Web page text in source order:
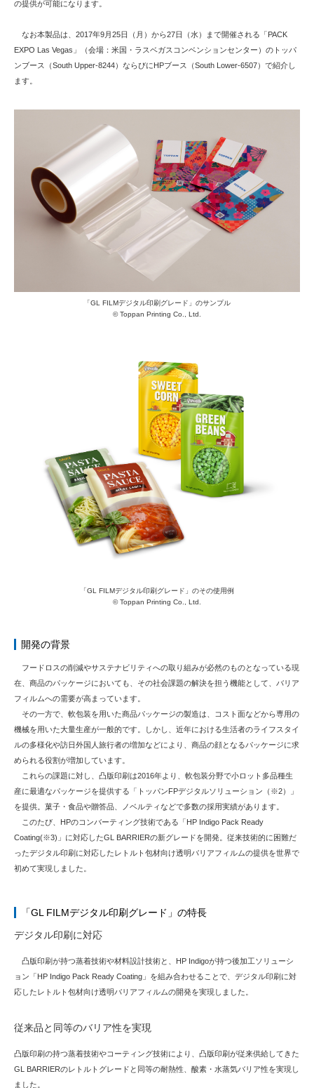
の提供が可能になります。
なお本製品は、2017年9月25日（月）から27日（水）まで開催される「PACK
EXPO Las Vegas」（会場：米国・ラスベガスコンベンションセンター）のトッパ
ンブース（South Upper-8244）ならびにHPブース（South Lower-6507）で紹介し
ます。
「GL FILMデジタル印刷グレード」のサンプル
© Toppan Printing Co., Ltd.
「GL FILMデジタル印刷グレード」のその使用例
© Toppan Printing Co., Ltd.
開発の背景
フードロスの削減やサステナビリティへの取り組みが必然のものとなっている現
在、商品のパッケージにおいても、その社会課題の解決を担う機能として、バリア
フィルムへの需要が高まっています。
その一方で、軟包装を用いた商品パッケージの製造は、コスト面などから専用の
機械を用いた大量生産が一般的です。しかし、近年における生活者のライフスタイ
ルの多様化や訪日外国人旅行者の増加などにより、商品の顔となるパッケージに求
められる役割が増加しています。
これらの課題に対し、凸版印刷は2016年より、軟包装分野で小ロット多品種生
産に最適なパッケージを提供する「トッパンFPデジタルソリューション（※2）」
を提供。菓子・食品や贈答品、ノベルティなどで多数の採用実績があります。
このたび、HPのコンバーティング技術である「HP Indigo Pack Ready
Coating(※3)」に対応したGL BARRIERの新グレードを開発。従来技術的に困難だ
ったデジタル印刷に対応したレトルト包材向け透明バリアフィルムの提供を世界で
初めて実現しました。
「GL FILMデジタル印刷グレード」の特長
デジタル印刷に対応
凸版印刷が持つ蒸着技術や材料設計技術と、HP Indigoが持つ後加工ソリューシ
ョン「HP Indigo Pack Ready Coating」を組み合わせることで、デジタル印刷に対
応したレトルト包材向け透明バリアフィルムの開発を実現しました。
従来品と同等のバリア性を実現
凸版印刷の持つ蒸着技術やコーティング技術により、凸版印刷が従来供給してきた
GL BARRIERのレトルトグレードと同等の耐熱性、酸素・水蒸気バリア性を実現し
ました。